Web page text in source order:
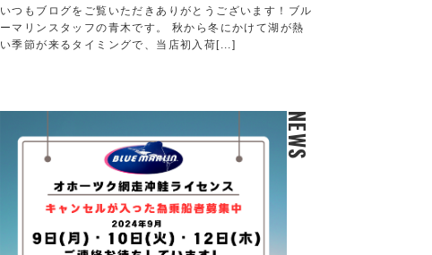
いつもブログをご覧いただきありがとうございます！ブル
ーマリンスタッフの青木です。 秋から冬にかけて湖が熱
い季節が来るタイミングで、当店初入荷[...]
NEWS